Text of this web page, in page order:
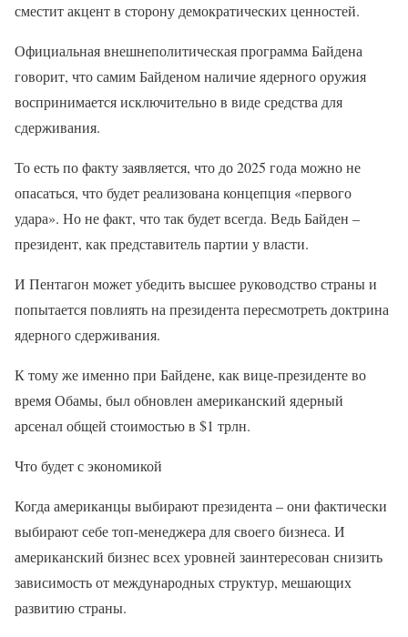
сместит акцент в сторону демократических ценностей.
Официальная внешнеполитическая программа Байдена
говорит, что самим Байденом наличие ядерного оружия
воспринимается исключительно в виде средства для
сдерживания.
То есть по факту заявляется, что до 2025 года можно не
опасаться, что будет реализована концепция «первого
удара». Но не факт, что так будет всегда. Ведь Байден –
президент, как представитель партии у власти.
И Пентагон может убедить высшее руководство страны и
попытается повлиять на президента пересмотреть доктрина
ядерного сдерживания.
К тому же именно при Байдене, как вице-президенте во
время Обамы, был обновлен американский ядерный
арсенал общей стоимостью в $1 трлн.
Что будет с экономикой
Когда американцы выбирают президента – они фактически
выбирают себе топ-менеджера для своего бизнеса. И
американский бизнес всех уровней заинтересован снизить
зависимость от международных структур, мешающих
развитию страны.